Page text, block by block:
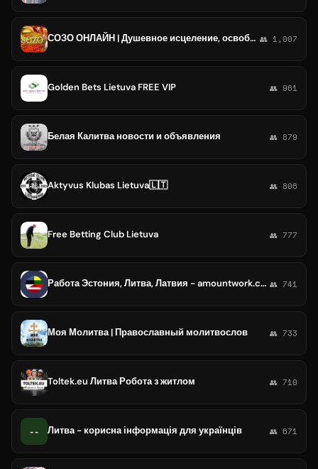
СОЗО ОНЛАЙН | Душевное исцеление, освобождение. Индивидуальная молитва 👥 1,007
Golden Bets Lietuva FREE VIP 👥 961
Белая Калитва новости и объявления 👥 879
Aktyvus Klubas Lietuva🇱🇹 👥 806
Free Betting Club Lietuva 👥 777
Работа Эстония, Литва, Латвия - amountwork.com 👥 741
Моя Молитва | Православный молитвослов 👥 733
Toltek.eu Литва Робота з житлом 👥 710
-- Литва - корисна інформація для українців 👥 671